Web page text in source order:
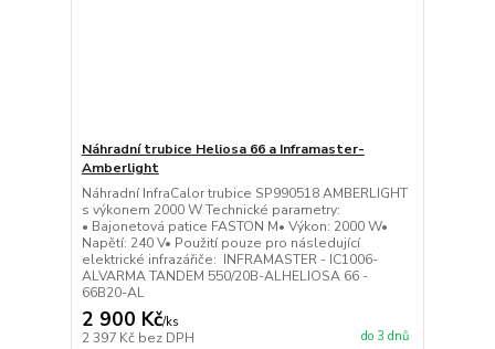
Náhradní trubice Heliosa 66 a Inframaster-
Amberlight
Náhradní InfraCalor trubice SP990518 AMBERLIGHT
s výkonem 2000 W Technické parametry:
• Bajonetová patice FASTON M• Výkon: 2000 W•
Napětí: 240 V• Použití pouze pro následující
elektrické infrazářiče: INFRAMASTER - IC1006-
ALVARMA TANDEM 550/20B-ALHELIOSA 66 -
66B20-AL
2 900 Kč/ks
2 397 Kč bez DPH do 3 dnů